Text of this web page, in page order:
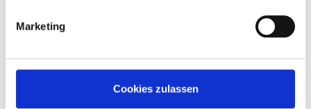
Marketing
Cookies zulassen